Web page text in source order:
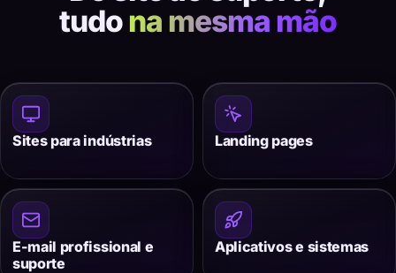
tudona mesma mão
Sites para indústrias Landing pages
E-mail profissional e
suporte
Aplicativos e sistemas